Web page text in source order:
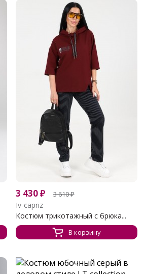
3 430₽ 3 610₽
Iv-capriz
Костюм трикотажный с брюка...
В корзину